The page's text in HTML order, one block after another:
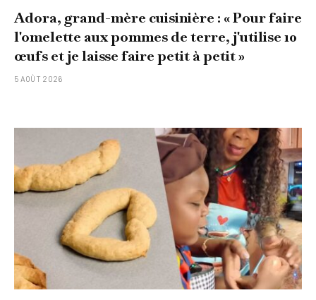
Adora, grand-mère cuisinière : « Pour faire
l'omelette aux pommes de terre, j'utilise 10
œufs et je laisse faire petit à petit »
5 AOÛT 2026